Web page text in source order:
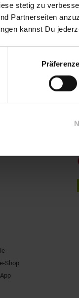
stetig zu
Partnerseiten
kannst Du
Newsletter anmelden
Shop